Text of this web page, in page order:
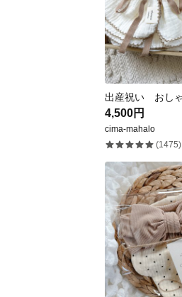
4,500円
cima-mahalo
(1475)